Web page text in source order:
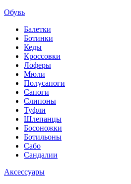
Обувь
Балетки
Ботинки
Кеды
Кроссовки
Лоферы
Мюли
Полусапоги
Сапоги
Слипоны
Туфли
Шлепанцы
Босоножки
Ботильоны
Сабо
Сандалии
Аксессуары